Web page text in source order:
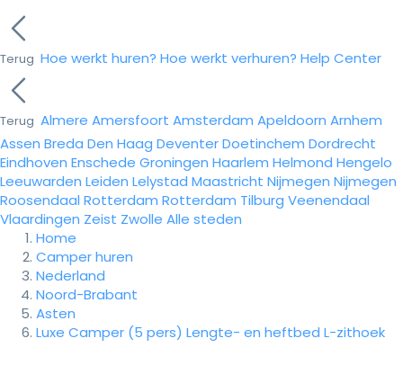
Terug Hoe werkt huren? Hoe werkt verhuren? Help Center
Terug Almere Amersfoort Amsterdam Apeldoorn Arnhem
Assen Breda Den Haag DeventerDoetinchem Dordrecht
Eindhoven Enschede Groningen Haarlem Helmond Hengelo
Leeuwarden Leiden Lelystad Maastricht Nijmegen Nijmegen
Roosendaal Rotterdam Rotterdam Tilburg Veenendaal
Vlaardingen Zeist Zwolle Alle steden
Home
Camper huren
Nederland
Noord-Brabant
Asten
Luxe Camper (5 pers) Lengte- en heftbed L-zithoek